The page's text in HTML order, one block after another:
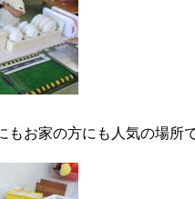
もお家の方にも人気の場所